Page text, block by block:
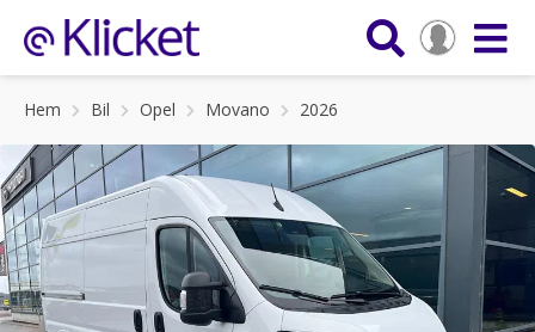
Hem Bil Opel Movano 2026